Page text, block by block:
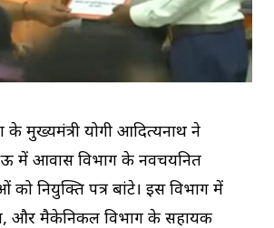
के मुख्यमंत्री योगी आदित्यनाथ ने
में आवास विभाग के नवचयनित
नियुक्ति पत्र बांटे। इस विभाग में
और मैकेनिकल विभाग के सहायक